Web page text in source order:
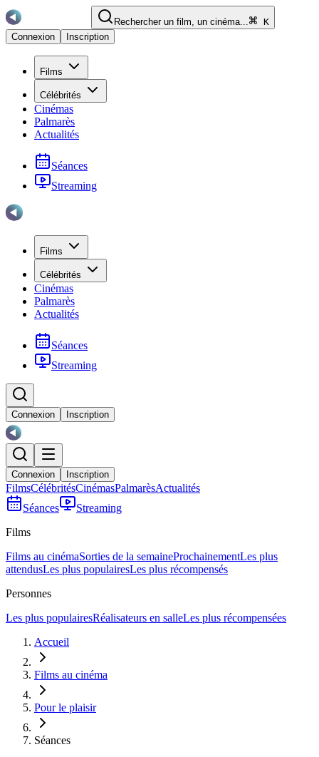
Rechercher un film, un cinéma...
K
Connexion
Inscription
Films
Célébrités
Cinémas
Palmarès
Actualités
Séances
Streaming
Films
Célébrités
Cinémas
Palmarès
Actualités
Séances
Streaming
Connexion Inscription
Connexion Inscription
FilmsCélébritésCinémasPalmarèsActualités
Séances
Streaming
Films
Films au cinémaSorties de la semaineProchainementLes plus
attendusLes plus populairesLes plus récompensés
Personnes
Les plus populairesRéalisateurs en salleLes plus récompensées
Accueil
Films au cinéma
Pour le plaisir
Séances